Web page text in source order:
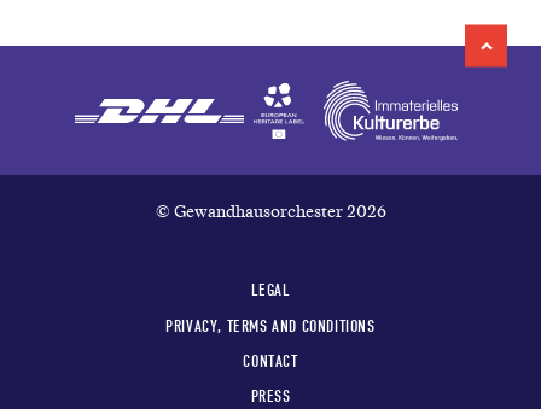
© Gewandhausorchester 2026
LEGAL
PRIVACY, TERMS AND CONDITIONS
CONTACT
PRESS